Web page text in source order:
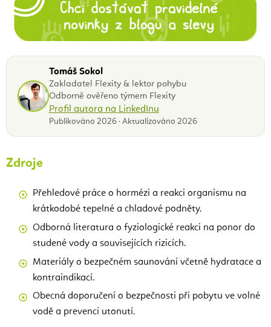
Tomáš Sokol
Zakladatel Flexity & lektor pohybu
Odborně ověřeno týmem Flexity
Profil autora na LinkedInu
Publikováno 2026 · Aktualizováno 2026
Zdroje
Přehledové práce o hormézi a reakci organismu na
krátkodobé tepelné a chladové podněty.
Odborná literatura o fyziologické reakci na ponor do
studené vody a souvisejících rizicích.
Materiály o bezpečném saunování včetně hydratace a
kontraindikací.
Obecná doporučení o bezpečnosti při pobytu ve volné
vodě a prevenci utonutí.